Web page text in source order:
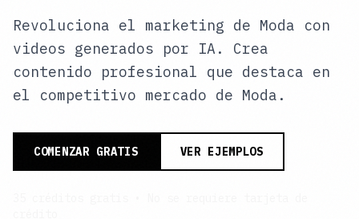
Revoluciona el marketing de Moda con
videos generados por IA. Crea
contenido profesional que destaca en
el competitivo mercado de Moda.
COMENZAR GRATIS VER EJEMPLOS